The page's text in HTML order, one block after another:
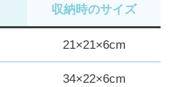
収納時のサイズ
21×21×6cm
34×22×6cm